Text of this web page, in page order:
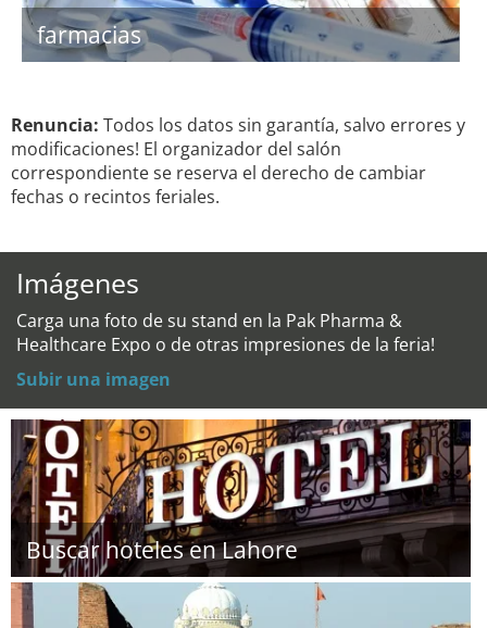
farmacias
Renuncia: Todos los datos sin garantía, salvo errores y
modificaciones! El organizador del salón
correspondiente se reserva el derecho de cambiar
fechas o recintos feriales.
Imágenes
Carga una foto de su stand en la Pak Pharma &
Healthcare Expo o de otras impresiones de la feria!
Subir una imagen
Buscar hoteles en Lahore